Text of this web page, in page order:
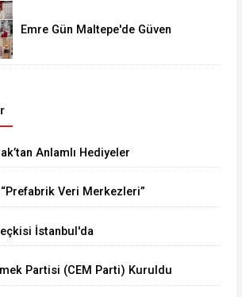
Emre Gün Maltepe'de Güven
Anlamlı Hediyeler
“Prefabrik Veri Merkezleri”
İstanbul'da
Partisi (CEM Parti) Kuruldu